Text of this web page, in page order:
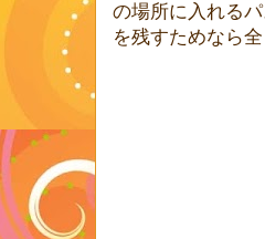
の場所に入れる
を残すためなら